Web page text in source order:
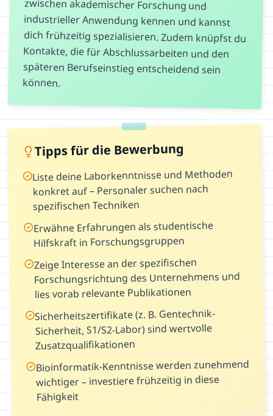
können.
Tipps für die Bewerbung
Liste deine Laborkenntnisse und Methoden
konkret auf – Personaler suchen nach
spezifischen Techniken
Erwähne Erfahrungen als studentische
Hilfskraft in Forschungsgruppen
Zeige Interesse an der spezifischen
Forschungsrichtung des Unternehmens und
lies vorab relevante Publikationen
Sicherheitszertifikate (z. B. Gentechnik-
Sicherheit, S1/S2-Labor) sind wertvolle
Zusatzqualifikationen
Bioinformatik-Kenntnisse werden zunehmend
wichtiger – investiere frühzeitig in diese
Fähigkeit